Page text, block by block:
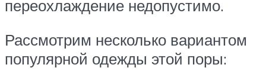
переохлаждение недопустимо.
Рассмотрим несколько вариантом
популярной одежды этой поры: